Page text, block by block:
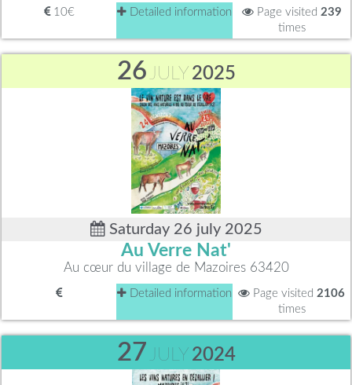
10€ Detailed information Page visited 239
times
26 JULY 2025
Saturday 26 july 2025
Au Verre Nat'
Au cœur du village de Mazoires 63420
Detailed information Page visited 2106
times
27 JULY 2024